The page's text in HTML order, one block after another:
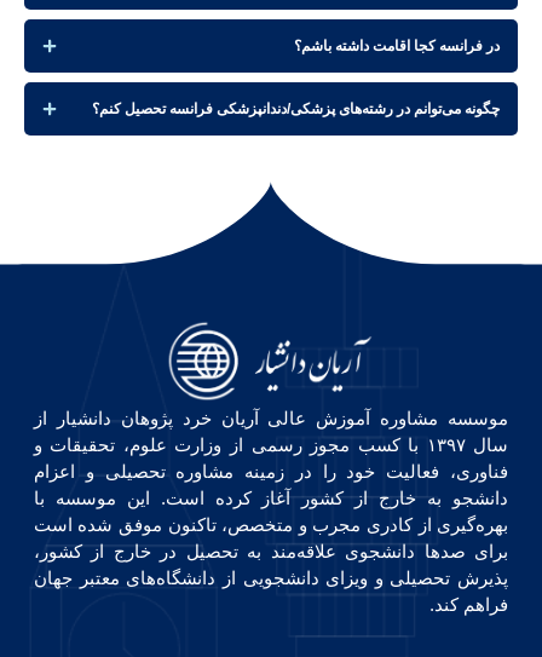
در فرانسه کجا اقامت داشته باشم؟
چگونه می‌توانم در رشته‌های پزشکی/دندانپزشکی فرانسه تحصیل کنم؟
موسسه مشاوره آموزش عالی آریان خرد پژوهان دانشیار از
سال ۱۳۹۷ با کسب مجوز رسمی از وزارت علوم، تحقیقات و
فناوری، فعالیت خود را در زمینه مشاوره تحصیلی و اعزام
دانشجو به خارج از کشور آغاز کرده است. این موسسه با
بهره‌گیری از کادری مجرب و متخصص، تاکنون موفق شده است
برای صدها دانشجوی علاقه‌مند به تحصیل در خارج از کشور،
پذیرش تحصیلی و ویزای دانشجویی از دانشگاه‌های معتبر جهان
فراهم کند.